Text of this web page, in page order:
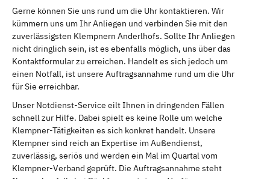
Gerne können Sie uns rund um die Uhr kontaktieren. Wir
kümmern uns um Ihr Anliegen und verbinden Sie mit den
zuverlässigsten Klempnern Anderlhofs. Sollte Ihr Anliegen
nicht dringlich sein, ist es ebenfalls möglich, uns über das
Kontaktformular zu erreichen. Handelt es sich jedoch um
einen Notfall, ist unsere Auftragsannahme rund um die Uhr
für Sie erreichbar.
Unser Notdienst-Service eilt Ihnen in dringenden Fällen
schnell zur Hilfe. Dabei spielt es keine Rolle um welche
Klempner-Tätigkeiten es sich konkret handelt. Unsere
Klempner sind reich an Expertise im Außendienst,
zuverlässig, seriös und werden ein Mal im Quartal vom
Klempner-Verband geprüft. Die Auftragsannahme steht